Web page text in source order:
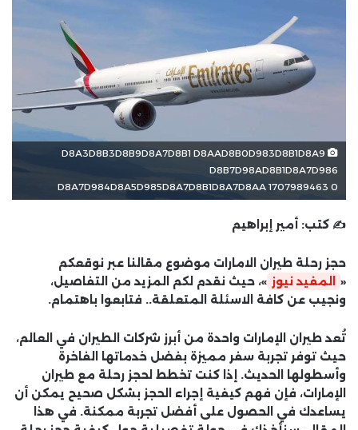
D8A3D8B3D8B9D8A7D8B1 D8AAD8B0D983D8B1D8A9
D8B7D98AD8B1D8A7D986
D8A7D984D8A5D985D8A7D8B1D8A7D8AA 1707989463 0
✍️ كتب: أمير إبراهيم
حجز رحلة طيران الامارات موضوع مقالنا عبر نوقعكم
«
المفيد نيوز »، حيث نقدم لكم المزيد من التفاصيل،
ونجيب عن كافة الاسئلة المتعلقة.. فتابعوا باهتمام.
تُعد طيران الإمارات واحدة من أبرز شركات الطيران في العالم،
حيث توفر تجربة سفر مميزة بفضل خدماتها الفاخرة
وأسطولها الحديث. إذا كنت تخطط لحجز رحلة مع طيران
الإمارات، فإن فهم كيفية إجراء الحجز بشكل صحيح يمكن أن
يساعدك في الحصول على أفضل تجربة ممكنة. في هذا